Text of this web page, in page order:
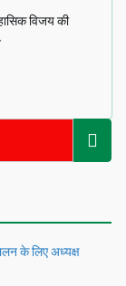
विजय की
के लिए अध्यक्ष